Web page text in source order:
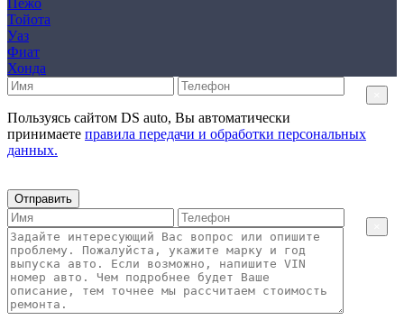
Пежо
Тойота
Уаз
Фиат
Хонда
Пользуясь сайтом DS auto, Вы автоматически
принимаете правила передачи и обработки персональных
данных.
Отправить